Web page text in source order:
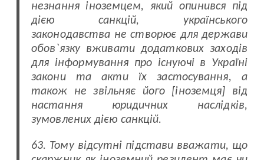
незнання іноземцем, який опинився під
дією санкцій, українського
законодавства не створює для держави
обов`язку вживати додаткових заходів
для інформування про існуючі в Україні
закони та акти їх застосування, а
також не звільняє його [іноземця] від
настання юридичних наслідків,
зумовлених дією санкцій.
63. Тому відсутні підстави вважати, що